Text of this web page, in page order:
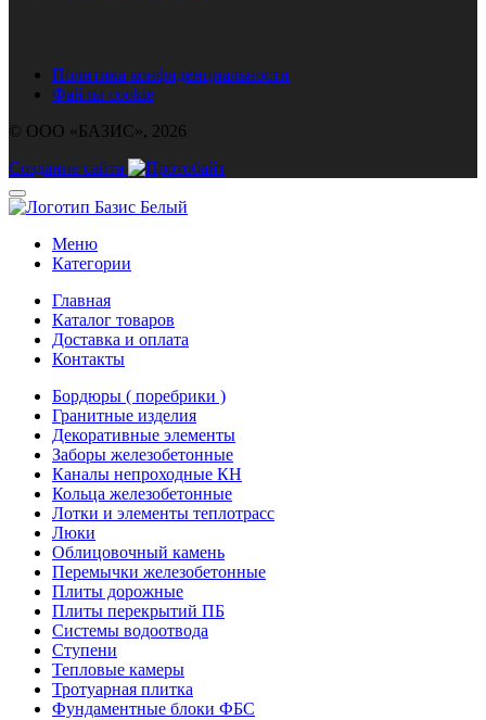
Политика конфиденциальности
Файлы cookie
© ООО «БАЗИС», 2026
Создание сайта
Меню
Категории
Главная
Каталог товаров
Доставка и оплата
Контакты
Бордюры ( поребрики )
Гранитные изделия
Декоративные элементы
Заборы железобетонные
Каналы непроходные КН
Кольца железобетонные
Лотки и элементы теплотрасс
Люки
Облицовочный камень
Перемычки железобетонные
Плиты дорожные
Плиты перекрытий ПБ
Системы водоотвода
Ступени
Тепловые камеры
Тротуарная плитка
Фундаментные блоки ФБС